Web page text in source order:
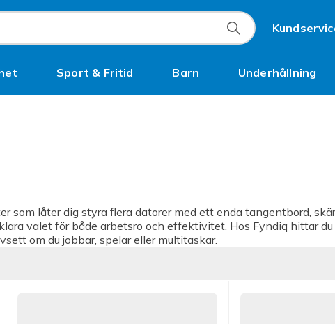
Sport & Fritid Barn Underhållning
låter dig styra flera datorer med ett enda tangentbord,
valet för både arbetsro och effektivitet. Hos Fyndiq hittar
om du jobbar, spelar eller multitaskar.